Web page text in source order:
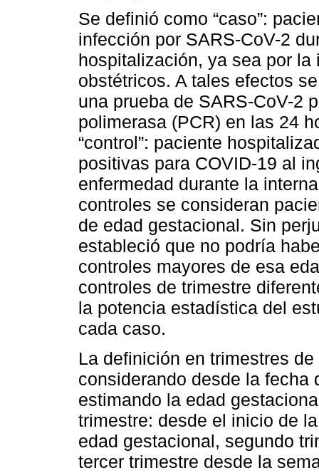
Se definió como “caso”:
infección por SARS-CoV-2
hospitalización, ya sea por
obstétricos. A tales efectos
una prueba de SARS-CoV-2
polimerasa (PCR) en las 24
“control”: paciente
positivas para COVID-19 al
enfermedad durante la
controles se consideran
de edad gestacional. Sin
estableció que no podría
controles mayores de esa
controles de trimestre
la potencia estadística del
cada caso.
La definición en trimestres
considerando desde la fecha
estimando la edad
trimestre: desde el inicio de
edad gestacional, segundo
tercer trimestre desde la